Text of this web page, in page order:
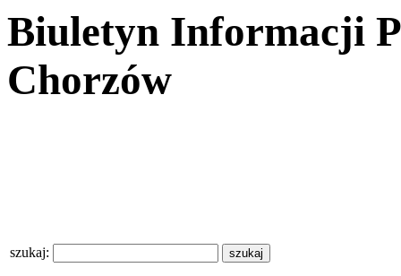
Biuletyn Informacji
Chorzów
szukaj: